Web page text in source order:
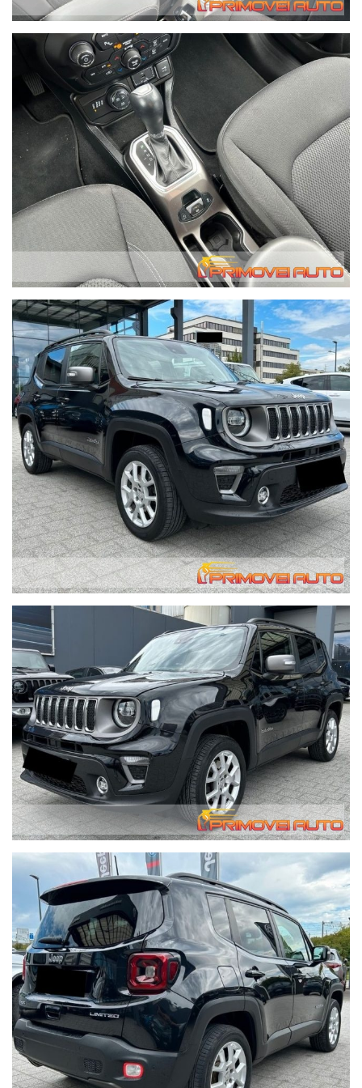
messaggi di posta elettronica potrebbero essere gestiti in
Possibilità di consegna anche a domicilio con mezzo
attrezzato - il costo di questo servizio varia in base a i
chilometri di percorrenza. Contattateci per avere queste
informazioni, grazie. We speak English.
In caso di acquisto forniamo gratuitamente alla nostra
clientela che lo richieda, il servizio di recupero dalla Stazione
Ferroviaria Centrale di Modena fino alla nostra sede.
Migliaia di clienti hanno acquistato da noi da tutta Italia.
4x4 abs Bracciolo Airbag frontali e laterali e altri Avviso di
attraversamento involontario della linea Immobilizzatore
Assistenza alla partenza in salita Assistente abbaglianti
Gancio di traino staccabile sensore di luce Sensore di pioggia
Libro di servizio Climatizzatore automatico bizona Controllo
automatico della pressione dei pneumatici Diesel con filtro
antiparticolato Servosterzo Touch screen ESP Chiusura
centralizzata Incendi diurni Barre sul tetto Garanzia GPS Isofix
(punti di ancoraggio per seggiolini per bambini) Cerchi in lega
Computer di bordo Fendinebbia Pneumatici estivi Pneumatici
invernali Radio DAB Cruise control adattivo Specchietto
esterno elettrico Specchio interno autooscurante Sedili
riscaldati Supporto lombare Sistema di controllo della
trazione Sistema di assistenza per gli angoli ciechi Sistema di
riconoscimento dei segnali stradali Sistema Stop & Start
sintonizzatore/radio Veicolo per non fumatori Alzacristalli
elettrici Volante in pelle Volante multifunzione